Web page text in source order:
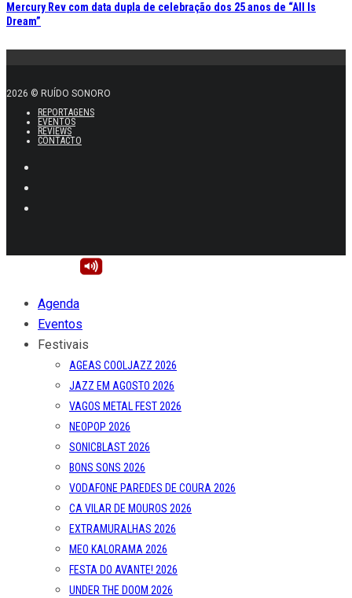
Mercury Rev com data dupla de celebração dos 25 anos de “All Is
Dream”
2026 © RUÍDO SONORO
REPORTAGENS
EVENTOS
REVIEWS
CONTACTO
Agenda
Eventos
Festivais
AGEAS COOLJAZZ 2026
JAZZ EM AGOSTO 2026
VAGOS METAL FEST 2026
NEOPOP 2026
SONICBLAST 2026
BONS SONS 2026
VODAFONE PAREDES DE COURA 2026
CA VILAR DE MOUROS 2026
EXTRAMURALHAS 2026
MEO KALORAMA 2026
FESTA DO AVANTE! 2026
UNDER THE DOOM 2026